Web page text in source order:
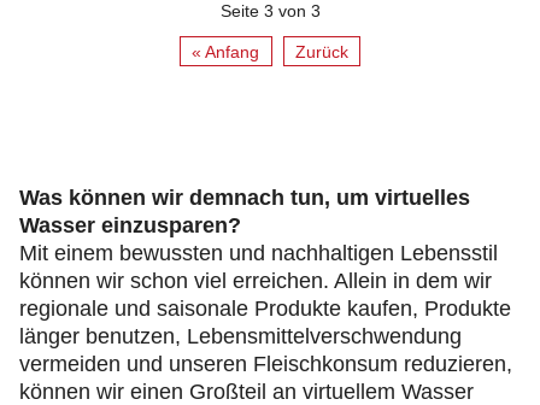
Seite 3 von 3
« Anfang Zurück
Was können wir demnach tun, um virtuelles
Wasser einzusparen?
Mit einem bewussten und nachhaltigen Lebensstil
können wir schon viel erreichen. Allein in dem wir
regionale und saisonale Produkte kaufen, Produkte
länger benutzen, Lebensmittelverschwendung
vermeiden und unseren Fleischkonsum reduzieren,
können wir einen Großteil an virtuellem Wasser